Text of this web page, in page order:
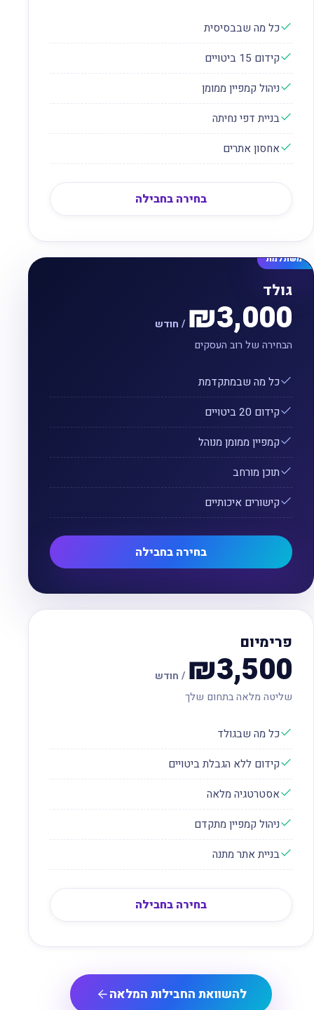
כל מה שבבסיסית
קידום 15 ביטויים
ניהול קמפיין ממומן
בניית דפי נחיתה
אחסון אתרים
בחירה בחבילה
משתלמת
גולד
₪3,000 / חודש
הבחירה של רוב העסקים
כל מה שבמתקדמת
קידום 20 ביטויים
קמפיין ממומן מנוהל
תוכן מורחב
קישורים איכותיים
בחירה בחבילה
פרימיום
₪3,500 / חודש
שליטה מלאה בתחום שלך
כל מה שבגולד
קידום ללא הגבלת ביטויים
אסטרטגיה מלאה
ניהול קמפיין מתקדם
בניית אתר מתנה
בחירה בחבילה
להשוואת החבילות המלאה